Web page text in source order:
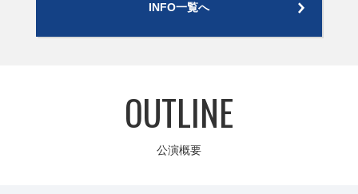
INFO一覧へ
OUTLINE
公演概要